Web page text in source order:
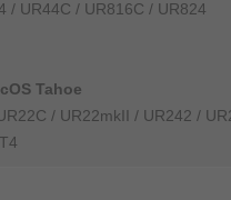
/ UR44C / UR816C / UR824
Tahoe
/ UR22mkII / UR242 /